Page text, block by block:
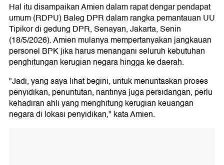
Hal itu disampaikan Amien dalam rapat dengar pendapat
umum (RDPU) Baleg DPR dalam rangka pemantauan UU
Tipikor di gedung DPR, Senayan, Jakarta, Senin
(18/5/2026). Amien mulanya mempertanyakan jangkauan
personel BPK jika harus menangani seluruh kebutuhan
penghitungan kerugian negara hingga ke daerah.
"Jadi, yang saya lihat begini, untuk menuntaskan proses
penyidikan, penuntutan, nantinya juga persidangan, perlu
kehadiran ahli yang menghitung kerugian keuangan
negara di lokasi penyidikan," kata Amien.